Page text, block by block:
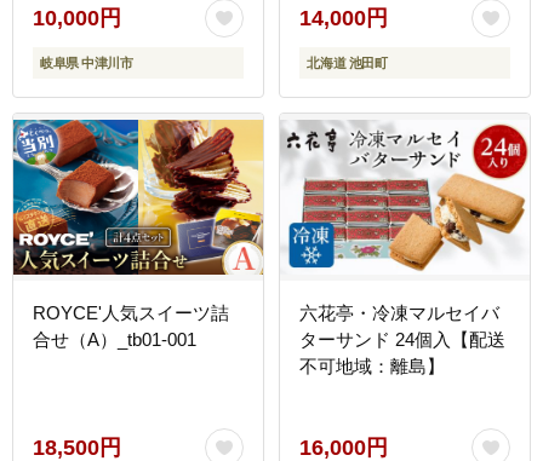
お取り寄せ くり お菓子
10,000円
岐阜県 中津川市
14,000円
北海道 池田町
ROYCE'人気スイーツ詰
合せ（A）_tb01-001
18,500円
六花亭・冷凍マルセイバ
ターサンド 24個入【配送
不可地域：離島】
16,000円